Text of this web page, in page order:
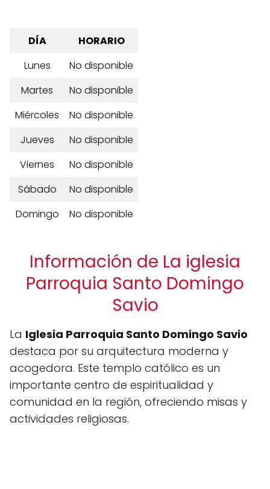
DÍA
HORARIO
Lunes
No disponible
Martes
No disponible
Miércoles
No disponible
Jueves
No disponible
Viernes
No disponible
Sábado
No disponible
Domingo
No disponible
Información de La iglesia
Parroquia Santo Domingo
Savio
La Iglesia Parroquia Santo Domingo Savio
destaca por su arquitectura moderna y
acogedora. Este templo católico es un
importante centro de espiritualidad y
comunidad en la región, ofreciendo misas y
actividades religiosas.